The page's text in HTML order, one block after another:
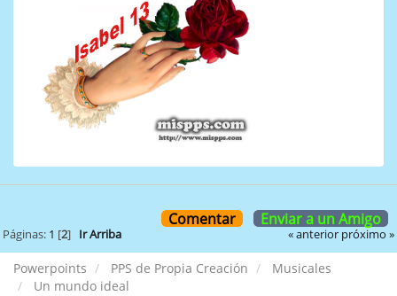
Comentar Enviar a un Amigo
Páginas: 1 [2] Ir Arriba « anterior próximo »
Powerpoints PPS de Propia Creación
Musicales
Un mundo ideal